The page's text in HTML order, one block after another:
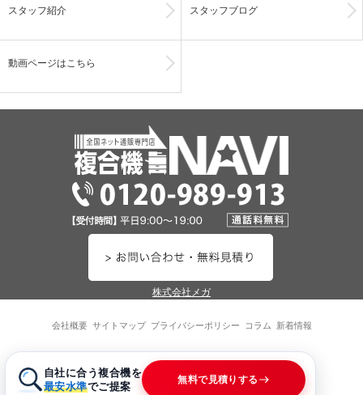
スタッフ紹介 スタッフブログ
動画ページはこちら
株式会社メガ
会社概要 サイトマップ プライバシーポリシー コラム 新着情報
©2026 MEGA.Group
自社に合う複合機を
最安水準でご提案
無料で見積りする